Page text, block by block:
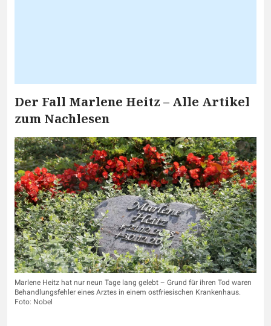
Der Fall Marlene Heitz – Alle Artikel
zum Nachlesen
Marlene Heitz hat nur neun Tage lang gelebt – Grund für ihren Tod waren
Behandlungsfehler eines Arztes in einem ostfriesischen Krankenhaus.
Foto: Nobel